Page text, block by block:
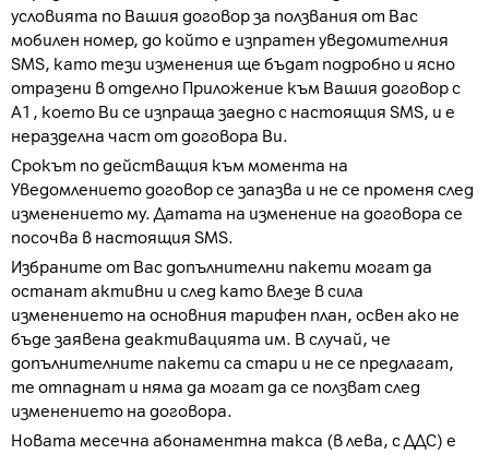
условията по Вашия договор за ползвания от Вас
мобилен номер, до който е изпратен уведомителния
SMS, като тези изменения ще бъдат подробно и ясно
отразени в отделно Приложение към Вашия договор с
А1, което Ви се изпраща заедно с настоящия SMS, и е
неразделна част от договора Ви.
Срокът по действащия към момента на
Уведомлението договор се запазва и не се променя след
изменението му. Датата на изменение на договора се
посочва в настоящия SMS.
Избраните от Вас допълнителни пакети могат да
останат активни и след като влезе в сила
изменението на основния тарифен план, освен ако не
бъде заявена деактивацията им. В случай, че
допълнителните пакети са стари и не се предлагат,
те отпаднат и няма да могат да се ползват след
изменението на договора.
Новата месечна абонаментна такса (в лева, с ДДС) е